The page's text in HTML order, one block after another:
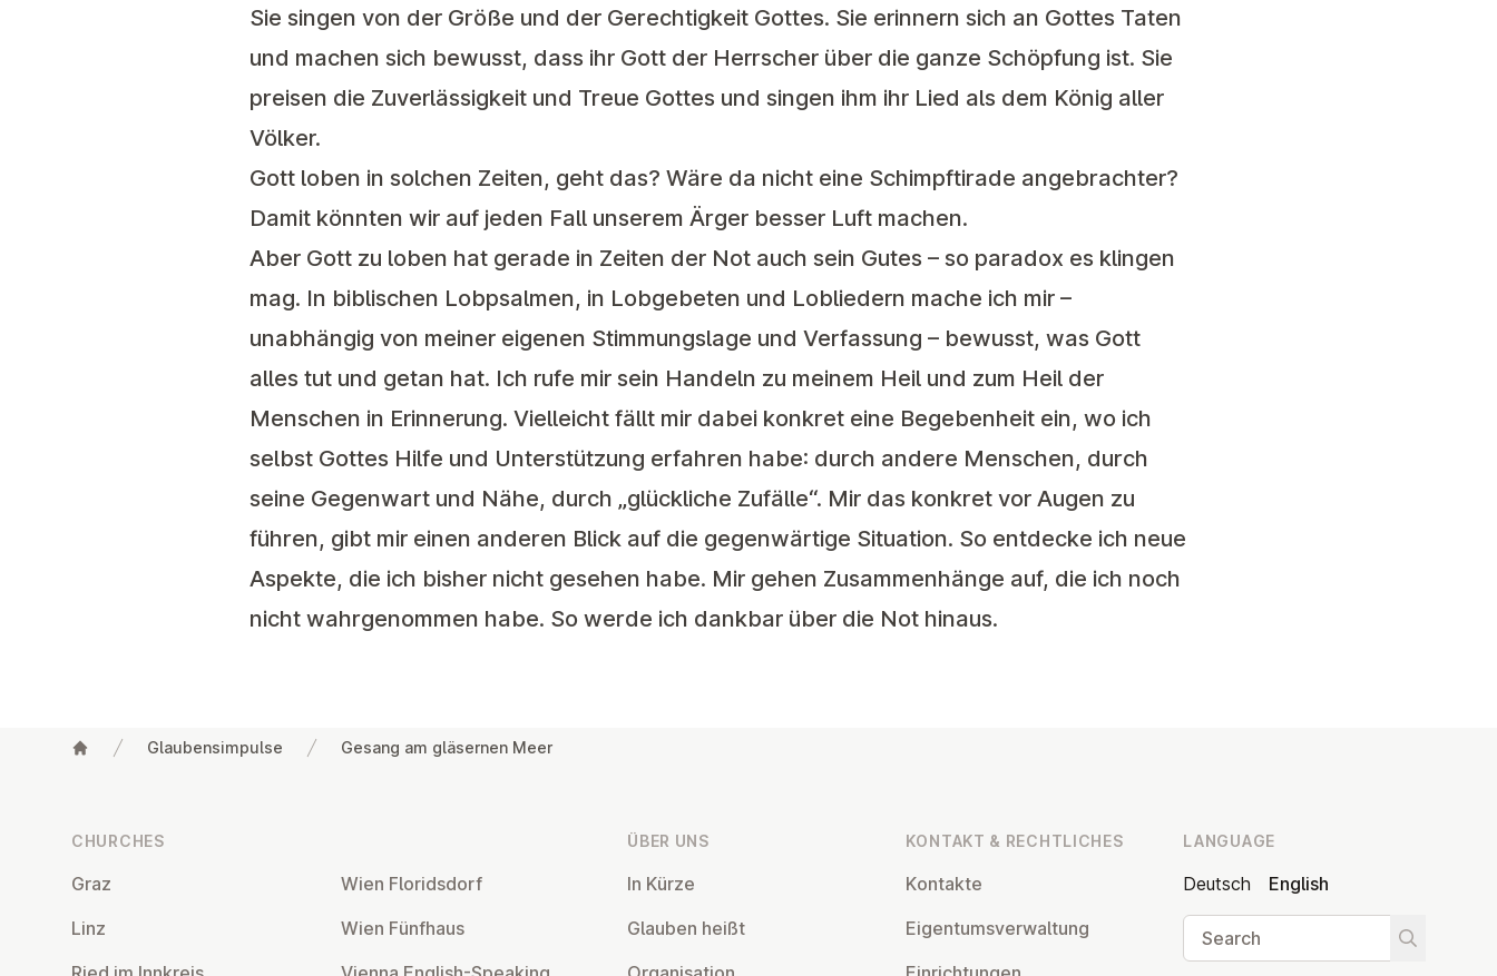
Sie singen von der Größe und der Gerechtigkeit Gottes. Sie erinnern sich an Gottes Taten
und machen sich bewusst, dass ihr Gott der Herrscher über die ganze Schöpfung ist. Sie
preisen die Zuverlässigkeit und Treue Gottes und singen ihm ihr Lied als dem König aller
Völker.
Gott loben in solchen Zeiten, geht das? Wäre da nicht eine Schimpftirade angebrachter?
Damit könnten wir auf jeden Fall unserem Ärger besser Luft machen.
Aber Gott zu loben hat gerade in Zeiten der Not auch sein Gutes – so paradox es klingen
mag. In biblischen Lobpsalmen, in Lobgebeten und Lobliedern mache ich mir –
unabhängig von meiner eigenen Stimmungslage und Verfassung – bewusst, was Gott
alles tut und getan hat. Ich rufe mir sein Handeln zu meinem Heil und zum Heil der
Menschen in Erinnerung. Vielleicht fällt mir dabei konkret eine Begebenheit ein, wo ich
selbst Gottes Hilfe und Unterstützung erfahren habe: durch andere Menschen, durch
seine Gegenwart und Nähe, durch „glückliche Zufälle“. Mir das konkret vor Augen zu
führen, gibt mir einen anderen Blick auf die gegenwärtige Situation. So entdecke ich neue
Aspekte, die ich bisher nicht gesehen habe. Mir gehen Zusammenhänge auf, die ich noch
nicht wahrgenommen habe. So werde ich dankbar über die Not hinaus.
Glaubensimpulse Gesang am gläsernen Meer
CHURCHES
Graz
Linz
Wien Flor­idsdorf
Wien Fünfhaus
ÜBER UNS
In Kürze
Glauben heißt
KONTAKT & RECHT­LICHES
Kontakte
Ei­gentums­ver­wal­tung
LANGUAGE
Deutsch
English
Search
Start